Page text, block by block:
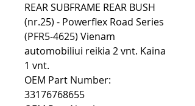
REAR SUBFRAME REAR BUSH
(nr.25) - Powerflex Road Series
(PFR5-4625) Vienam
automobiliui reikia 2 vnt. Kaina
1 vnt.
OEM Part Number:
33176768655